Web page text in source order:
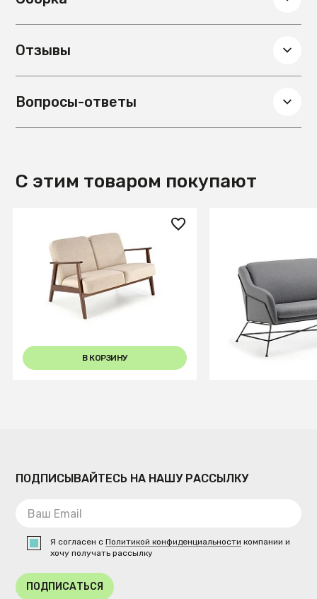
Отзывы
Вопросы-ответы
С этим товаром покупают
73 660 ₽
Диван HALMAR MILANO 2S
tap. Castel 15 бежевый/орех
В КОРЗИНУ
Диван Brida
ПОДПИСЫВАЙТЕСЬ НА НАШУ РАССЫЛКУ
Я согласен сПолитикой конфиденциальности компании и
хочу получать рассылку
ПОДПИСАТЬСЯ